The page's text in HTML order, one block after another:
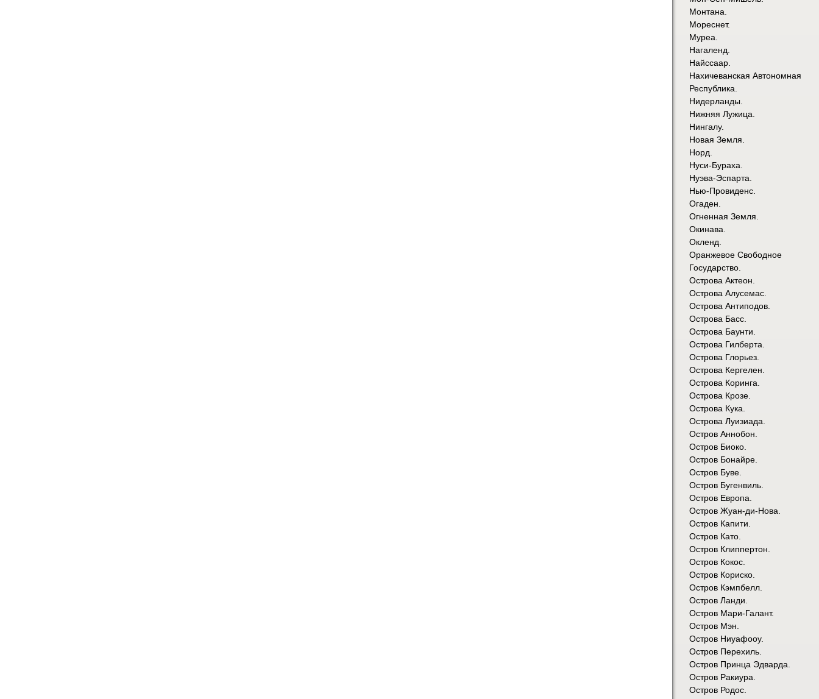
Монтана.
Мореснет.
Муреа.
Нагаленд.
Найссаар.
Нахичеванская Автономная
Республика.
Нидерланды.
Нижняя Лужица.
Нингалу.
Новая Земля.
Норд.
Нуси-Бураха.
Нуэва-Эспарта.
Нью-Провиденс.
Огаден.
Огненная Земля.
Окинава.
Окленд.
Оранжевое Свободное
Государство.
Острова Актеон.
Острова Алусемас.
Острова Антиподов.
Острова Басс.
Острова Баунти.
Острова Гилберта.
Острова Глорьез.
Острова Кергелен.
Острова Коринга.
Острова Крозе.
Острова Кука.
Острова Луизиада.
Остров Аннобон.
Остров Биоко.
Остров Бонайре.
Остров Буве.
Остров Бугенвиль.
Остров Европа.
Остров Жуан-ди-Нова.
Остров Капити.
Остров Като.
Остров Клиппертон.
Остров Кокос.
Остров Кориско.
Остров Кэмпбелл.
Остров Ланди.
Остров Мари-Галант.
Остров Мэн.
Остров Ниуафооу.
Остров Перехиль.
Остров Принца Эдварда.
Остров Ракиура.
Остров Родос.